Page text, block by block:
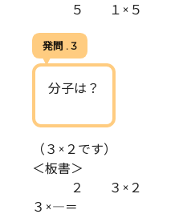
５ １×５
発問 . 3
分子は？
（３×２です）
＜板書＞
２ ３×２
３×―＝―――